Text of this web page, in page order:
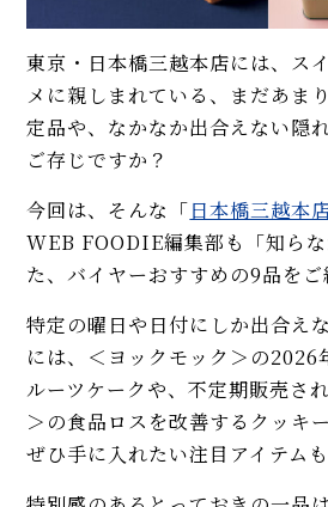
東京・日本橋三越本店には、ス
メに親しまれている、まだあま
定品や、なかなか出合えない隠
ご存じですか？
今回は、そんな「日本橋三越本
WEB FOODIE編集部も「知ら
た、バイヤーおすすめの9品をご
特定の曜日や日付にしか出合え
には、＜ヨックモック＞の2026
ルーツケークや、不定期販売さ
＞の食品ロスを改善するクッキ
ぜひ手に入れたい注目アイテムも